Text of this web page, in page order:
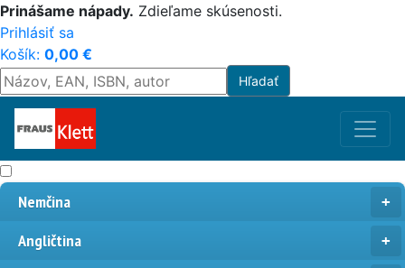
Prinášame nápady. Zdieľame skúsenosti.
Prihlásiť sa
Košík: 0,00 €
Nemčina
Angličtina